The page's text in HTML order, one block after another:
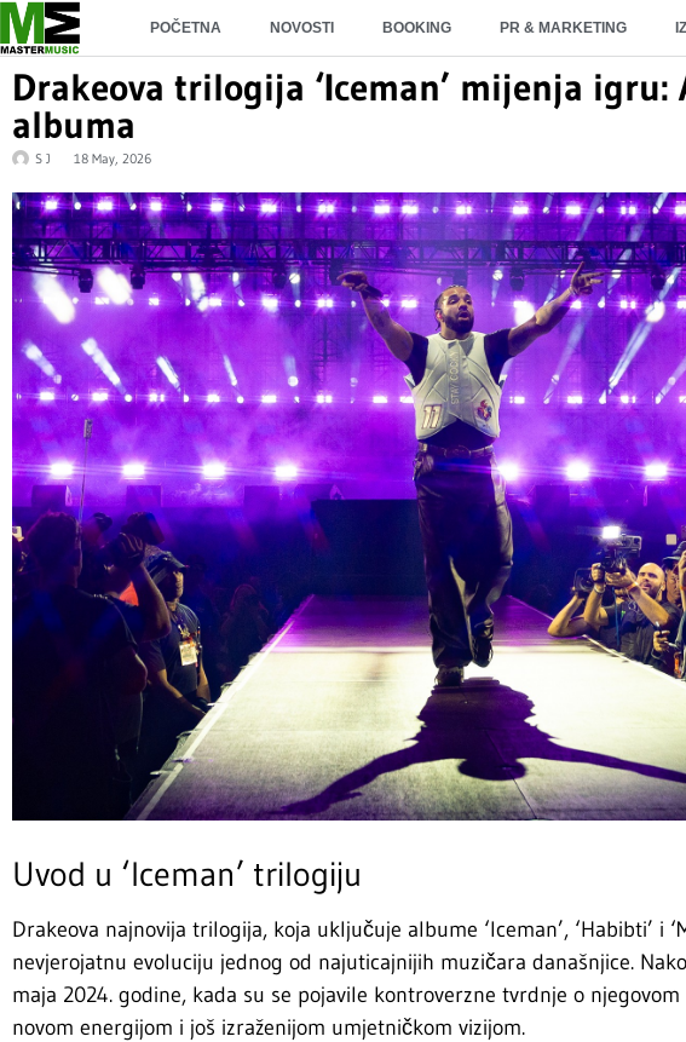
POČETNA NOVOSTI BOOKING PR & MARKETING
Drakeova trilogija ‘Iceman’ mijenja igru:
albuma
S J 18 May, 2026
Uvod u ‘Iceman’ trilogiju
Drakeova najnovija trilogija, koja uključuje albume ‘Iceman’, ‘Habibti’ i
nevjerojatnu evoluciju jednog od najuticajnijih muzičara današnjice.
maja 2024. godine, kada su se pojavile kontroverzne tvrdnje o
novom energijom i još izraženijom umjetničkom vizijom.